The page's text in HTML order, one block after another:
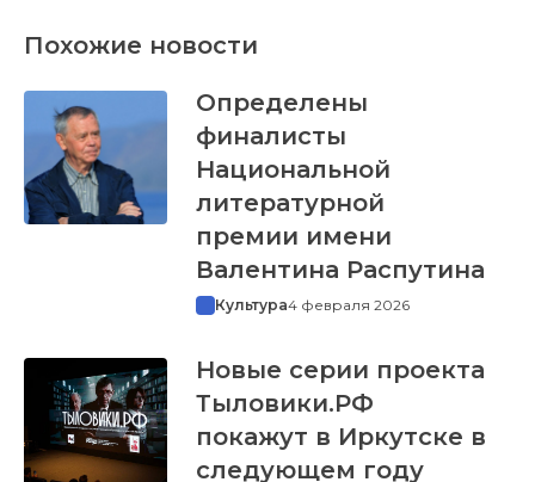
Похожие новости
Определены
финалисты
Национальной
литературной
премии имени
Валентина Распутина
Культура4 февраля 2026
Новые серии проекта
Тыловики.РФ
покажут в Иркутске в
следующем году